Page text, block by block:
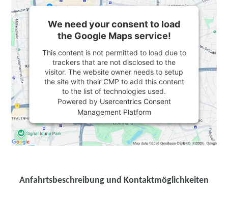
We need your consent to load
the Google Maps service!
This content is not permitted to load due to
trackers that are not disclosed to the
visitor. The website owner needs to setup
the site with their CMP to add this content
to the list of technologies used.
Powered by Usercentrics Consent
Management Platform
Anfahrtsbeschreibung und Kontaktmöglichkeiten